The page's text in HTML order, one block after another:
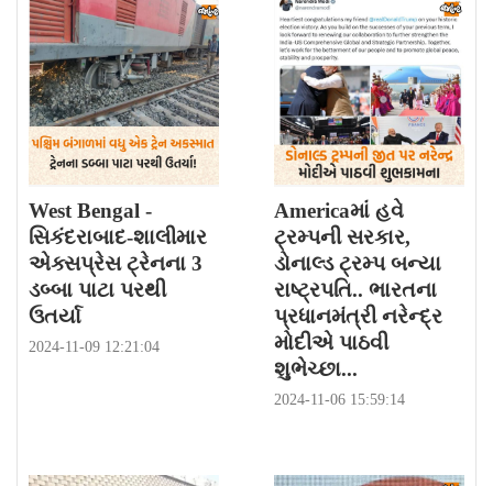
West Bengal -
સિકંદરાબાદ-શાલીમાર
એક્સપ્રેસ ટ્રેનના 3
ડબ્બા પાટા પરથી
ઉતર્યા
2024-11-09 12:21:04
Americaમાં હવે
ટ્રમ્પની સરકાર,
ડોનાલ્ડ ટ્રમ્પ બન્યા
રાષ્ટ્રપતિ.. ભારતના
પ્રધાનમંત્રી નરેન્દ્ર
મોદીએ પાઠવી
શુભેચ્છા...
2024-11-06 15:59:14